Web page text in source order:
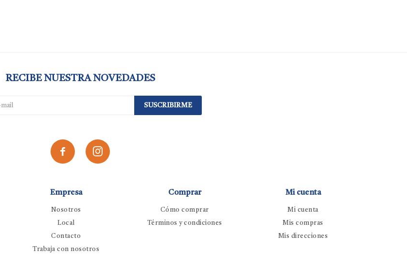
Empresa
Nosotros
Local
Contacto
Trabaja con nosotros
Comprar
Cómo comprar
Términos y condiciones
Mi cuenta
Mi cuenta
Mis compras
Mis direcciones
RECIBE NUESTRA NOVEDADES
SUSCRIBIRME
 